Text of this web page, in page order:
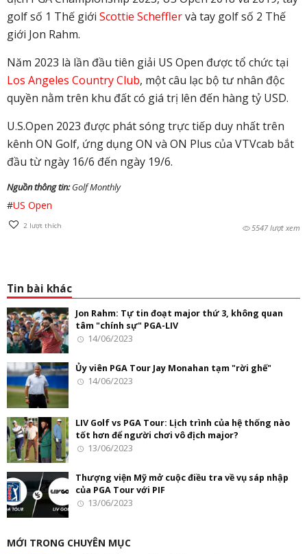
golf số 1 Thế giới Scottie Schefflervà tay golf số 2 Thế
giới Jon Rahm.
Năm 2023 là lần đầu tiên giải US Open được tổ chức tại
Los Angeles Country Club, một câu lạc bộ tư nhân độc
quyền nằm trên khu đất có giá trị lên đến hàng tỷ USD.
U.S.Open 2023 được phát sóng trực tiếp duy nhất trên
kênh ON Golf, ứng dụng ON và ON Plus của VTVcab bắt
đầu từ ngày 16/6 đến ngày 19/6.
Nguồn thông tin:Golf Monthly
#US Open
2 lượt thích 5547 lượt xem
Tin bài khác
Jon Rahm: Tự tin đoạt major thứ 3, không quan
tâm "chính sự" PGA-LIV
14/06/2023
Ủy viên PGA Tour Jay Monahan tạm "rời ghế"
14/06/2023
LIV Golf vs PGA Tour: Lịch trình của hệ thống nào
tốt hơn để người chơi vô địch major?
13/06/2023
Thượng viện Mỹ mở cuộc điều tra về vụ sáp nhập
của PGA Tour với PIF
13/06/2023
MỚI TRONG CHUYÊN MỤC